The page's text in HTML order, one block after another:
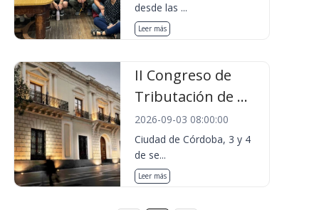
desde las ...
Leer más
II Congreso de
Tributación de ...
2026-09-03 08:00:00
Ciudad de Córdoba, 3 y 4
de se...
Leer más